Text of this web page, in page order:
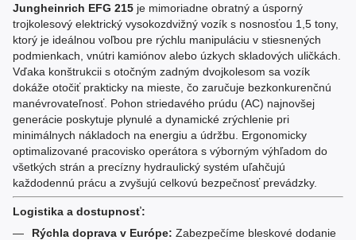
Jungheinrich EFG 215 je mimoriadne obratný a úsporný
trojkolesový elektrický vysokozdvižný vozík s nosnosťou 1,5 tony,
ktorý je ideálnou voľbou pre rýchlu manipuláciu v stiesnených
podmienkach, vnútri kamiónov alebo úzkych skladových uličkách.
Vďaka konštrukcii s otočným zadným dvojkolesom sa vozík
dokáže otočiť prakticky na mieste, čo zaručuje bezkonkurenčnú
manévrovateľnosť. Pohon striedavého prúdu (AC) najnovšej
generácie poskytuje plynulé a dynamické zrýchlenie pri
minimálnych nákladoch na energiu a údržbu. Ergonomicky
optimalizované pracovisko operátora s výborným výhľadom do
všetkých strán a precízny hydraulický systém uľahčujú
každodennú prácu a zvyšujú celkovú bezpečnosť prevádzky.
Logistika a dostupnosť:
Rýchla doprava v Európe: Zabezpečíme bleskové dodanie